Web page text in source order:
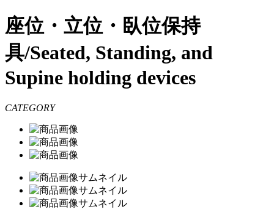
座位・立位・臥位保持
具/Seated, Standing, and
Supine holding devices
CATEGORY